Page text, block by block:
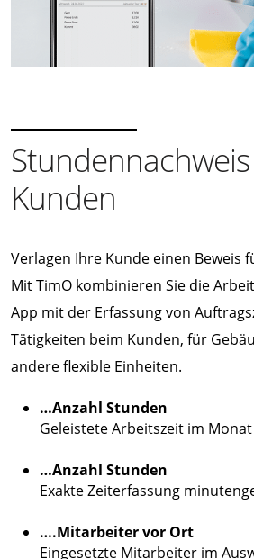
Kunden
Verlagen Ihre Kunde einen Beweis
Mit TimO kombinieren Sie die
App mit der Erfassung von
Tätigkeiten beim Kunden, für
andere flexible Einheiten.
…Anzahl Stunden
Geleistete Arbeitszeit im Monat
…Anzahl Stunden
Exakte Zeiterfassung
….Mitarbeiter vor Ort
Eingesetzte Mitarbeiter im